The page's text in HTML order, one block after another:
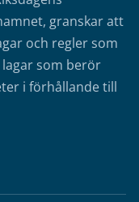
granskar att
och regler som
som berör
i förhållande till